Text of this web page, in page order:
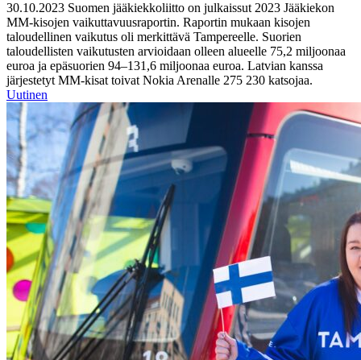
30.10.2023 Suomen jääkiekkoliitto on julkaissut 2023 Jääkiekon
MM-kisojen vaikuttavuusraportin. Raportin mukaan kisojen
taloudellinen vaikutus oli merkittävä Tampereelle. Suorien
taloudellisten vaikutusten arvioidaan olleen alueelle 75,2 miljoonaa
euroa ja epäsuorien 94–131,6 miljoonaa euroa. Latvian kanssa
järjestetyt MM-kisat toivat Nokia Arenalle 275 230 katsojaa.
Uutinen